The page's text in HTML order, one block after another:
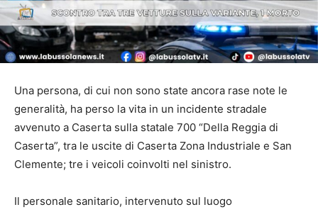
Una persona, di cui non sono state ancora rase note le
generalità, ha perso la vita in un incidente stradale
avvenuto a Caserta sulla statale 700 “Della Reggia di
Caserta”, tra le uscite di Caserta Zona Industriale e San
Clemente; tre i veicoli coinvolti nel sinistro.
Il personale sanitario, intervenuto sul luogo